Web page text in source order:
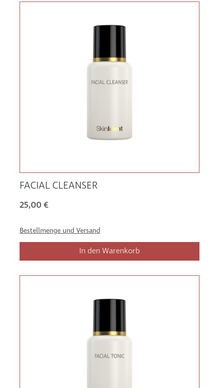
FACIAL CLEANSER
25,00 €
Bestellmenge und Versand
In den Warenkorb